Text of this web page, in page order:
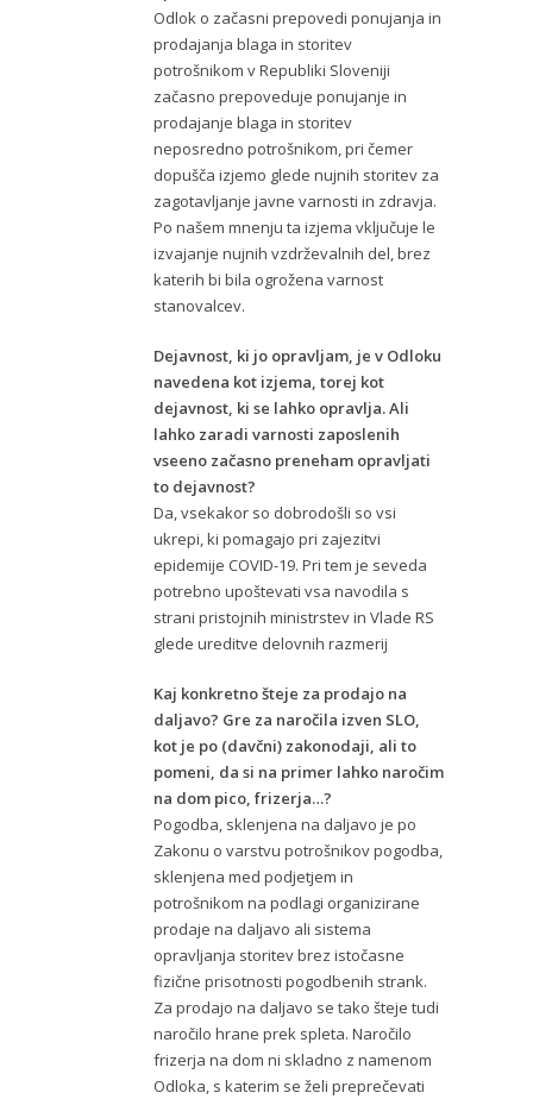
Odlok o začasni prepovedi ponujanja in
prodajanja blaga in storitev
potrošnikom v Republiki Sloveniji
začasno prepoveduje ponujanje in
prodajanje blaga in storitev
neposredno potrošnikom, pri čemer
dopušča izjemo glede nujnih storitev za
zagotavljanje javne varnosti in zdravja.
Po našem mnenju ta izjema vključuje le
izvajanje nujnih vzdrževalnih del, brez
katerih bi bila ogrožena varnost
stanovalcev.
Dejavnost, ki jo opravljam, je v Odloku
navedena kot izjema, torej kot
dejavnost, ki se lahko opravlja. Ali
lahko zaradi varnosti zaposlenih
vseeno začasno preneham opravljati
to dejavnost?
Da, vsekakor so dobrodošli so vsi
ukrepi, ki pomagajo pri zajezitvi
epidemije COVID-19. Pri tem je seveda
potrebno upoštevati vsa navodila s
strani pristojnih ministrstev in Vlade RS
glede ureditve delovnih razmerij
Kaj konkretno šteje za prodajo na
daljavo? Gre za naročila izven SLO,
kot je po (davčni) zakonodaji, ali to
pomeni, da si na primer lahko naročim
na dom pico, frizerja…?
Pogodba, sklenjena na daljavo je po
Zakonu o varstvu potrošnikov pogodba,
sklenjena med podjetjem in
potrošnikom na podlagi organizirane
prodaje na daljavo ali sistema
opravljanja storitev brez istočasne
fizične prisotnosti pogodbenih strank.
Za prodajo na daljavo se tako šteje tudi
naročilo hrane prek spleta. Naročilo
frizerja na dom ni skladno z namenom
Odloka, s katerim se želi preprečevati